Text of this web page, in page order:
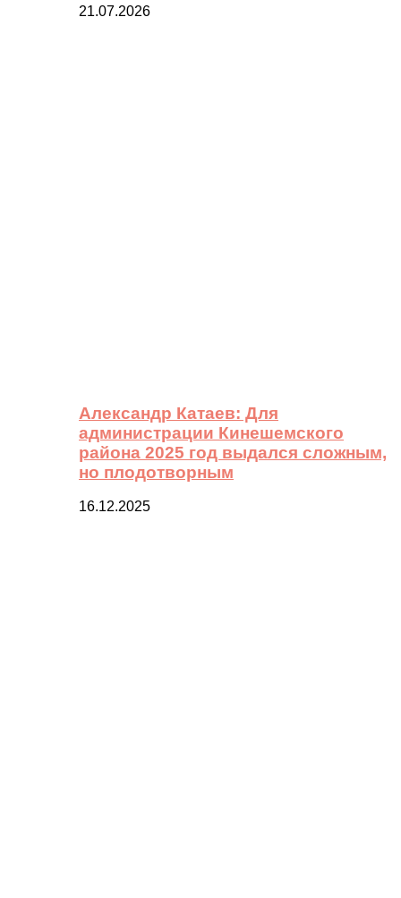
21.07.2026
Александр Катаев: Для
администрации Кинешемского
района 2025 год выдался сложным,
но плодотворным
16.12.2025